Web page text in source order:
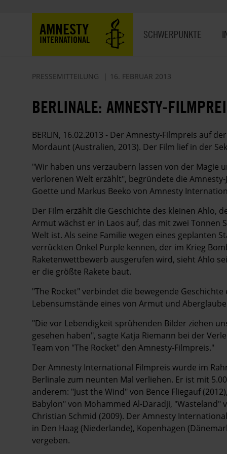
AMNESTY
INTERNATIONAL SCHWERPUNKTE
PRESSEMITTEILUNG 16. FEBRUAR 2013
BERLINALE: AMNESTY-
BERLIN, 16.02.2013 - Der Amnesty-Filmpreis auf
Mordaunt (Australien, 2013). Der Film lief in der
"Wir haben uns verzaubern lassen von der Magie
verlorenen Welt erzählt", begründete die
Goette und Markus Beeko von Amnesty
Der Film erzählt die Geschichte des kleinen Ahlo,
Armut wächst er in Laos auf, das mit zwei
Welt ist. Als seine Familie wegen eines geplanten
verrückten Onkel Purple kennen, der im Krieg
Raketenwettbewerb ausgerufen wird, sieht Ahlo
er die größte Rakete baut.
"The Rocket" verbindet die bewegende
Lebensumstände eines von Armut und
"Die vor Lebendigkeit sprühenden Bilder ziehen
gesehen haben", sagte Katja Riemann bei der
Team von "The Rocket" den Amnesty-Filmpreis."
Der Amnesty International Filmpreis wurde im
Berlinale zum neunten Mal verliehen. Er ist mit
anderem: "Just the Wind" von Bence Fliegauf
Babylon" von Mohammed Al-Daradji, "Wasteland"
Christian Schmid (2009). Der Amnesty
in Den Haag (Niederlande), Kopenhagen
vergeben.